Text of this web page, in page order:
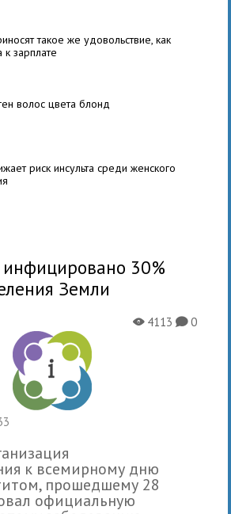
такое же удовольствие, как
к зарплате
волос цвета блонд
риск инсульта среди женского
инфицировано 30%
Земли
X4113K0
к всемирному дню
прошедшему 28
официальную